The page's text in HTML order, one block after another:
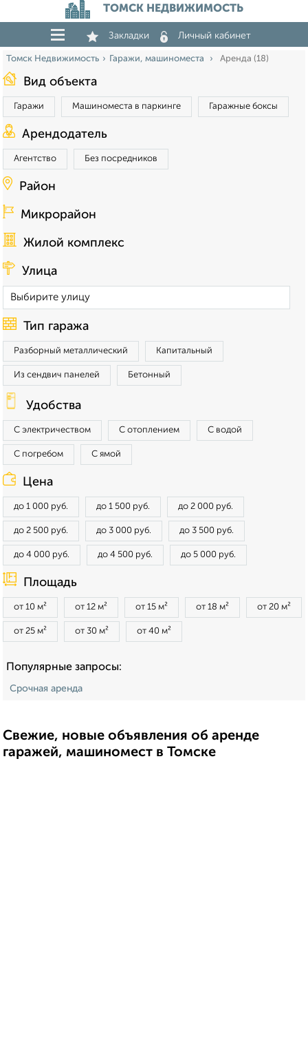
ТОМСК НЕДВИЖИМОСТЬ
Закладки Личный кабинет
Томск Недвижимость Гаражи, машиноместа Аренда (18)
Вид объекта
Гаражи Машиноместа в паркинге Гаражные боксы
Арендодатель
Агентство Без посредников
Район
Микрорайон
Жилой комплекс
Улица
Тип гаража
Разборный металлический Капитальный
Из сендвич панелей Бетонный
Удобства
С электричеством С отоплением С водой
С погребом С ямой
Цена
до 1 000 руб. до 1 500 руб. до 2 000 руб.
до 2 500 руб. до 3 000 руб. до 3 500 руб.
до 4 000 руб. до 4 500 руб. до 5 000 руб.
Площадь
от 10 м² от 12 м² от 15 м² от 18 м² от 20 м²
от 25 м² от 30 м² от 40 м²
Популярные запросы:
Срочная аренда
Свежие, новые объявления об аренде
гаражей, машиномест в Томске